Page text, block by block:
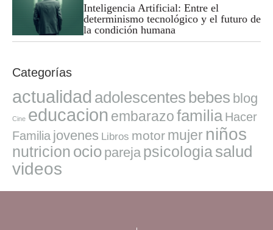
Inteligencia Artificial: Entre el
determinismo tecnológico y el futuro de
la condición humana
Categorías
actualidad adolescentes bebes blog
Cine educacion embarazofamilia Hacer
Familia jovenes Libros motor mujer niños
nutricion ocio pareja psicologiasalud
videos